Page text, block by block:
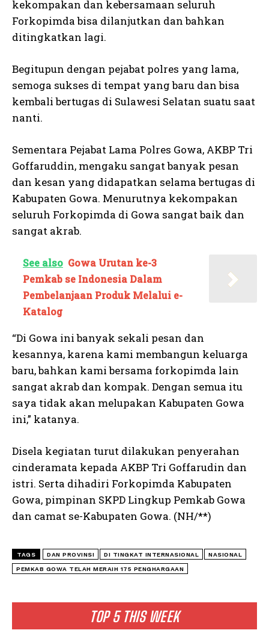
TOP 5 THIS WEEK
kekompakan dan kebersamaan seluruh
Forkopimda bisa dilanjutkan dan bahkan
ditingkatkan lagi.
Begitupun dengan pejabat polres yang lama,
semoga sukses di tempat yang baru dan bisa
kembali bertugas di Sulawesi Selatan suatu saat
nanti.
Sementara Pejabat Lama Polres Gowa, AKBP Tri
Goffaruddin, mengaku sangat banyak pesan
dan kesan yang didapatkan selama bertugas di
Kabupaten Gowa. Menurutnya kekompakan
seluruh Forkopimda di Gowa sangat baik dan
sangat akrab.
See also Gowa Urutan ke-3
Pemkab se Indonesia Dalam
Pembelanjaan Produk Melalui e-
Katalog
“Di Gowa ini banyak sekali pesan dan
kesannya, karena kami membangun keluarga
baru, bahkan kami bersama forkopimda lain
sangat akrab dan kompak. Dengan semua itu
saya tidak akan melupakan Kabupaten Gowa
ini,” katanya.
Disela kegiatan turut dilakukan penyerahan
cinderamata kepada AKBP Tri Goffarudin dan
istri. Serta dihadiri Forkopimda Kabupaten
Gowa, pimpinan SKPD Lingkup Pemkab Gowa
dan camat se-Kabupaten Gowa. (NH/**)
TAGS DAN PROVINSI DI TINGKAT INTERNASIONAL NASIONAL
PEMKAB GOWA TELAH MERAIH 175 PENGHARGAAN